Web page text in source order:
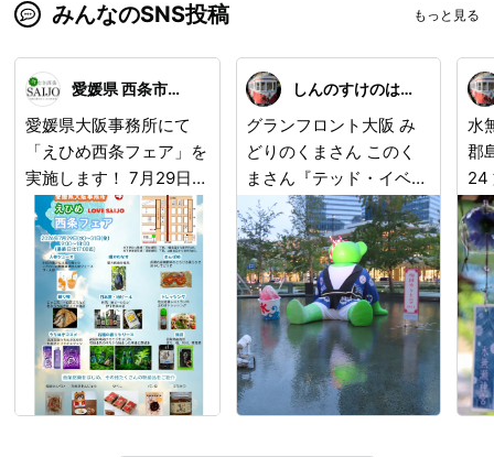
みんなのSNS投稿 もっと見る
愛媛県 西条市観光物産協会
愛媛県大阪事務所にて
「えひめ西条フェア」を
実施します！ 7月29日
(水)～31日(金)の３日
間、愛媛県大阪事務所に
て、『えひめ西条フェ
ア』を開催します。 西
条の夏の旬の絹かわな
す、冷やしておいしい周
桑特産あんぽ柿、地酒、
西条産人参の濃厚人参ジ
ュース、その他加工品の
しんのすけのはら
グランフロント大阪 み
どりのくまさん このく
まさん『テッド・イベー
ル』という名前なんで
す。愛称coool。 実はこ
ちらはフランスの現代美
術家ファブリス･イベー
ルの作品なのです。 口
からぴゅーっと水を噴き
出していますね。
水無
郡
24 文学、学問、スポー
ツ
難
て
車
お
ッ
て
いです
「